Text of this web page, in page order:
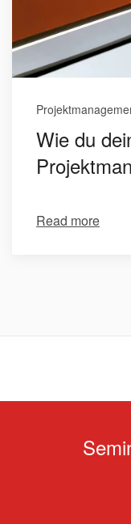
Wie du
Read more